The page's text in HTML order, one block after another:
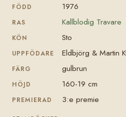
FÖDD 1976
RAS Kallblodig Travare
KÖN Sto
UPPFÖDARE Eldbjörg & Martin
FÄRG gulbrun
HÖJD 160-19 cm
PREMIERAD 3:e premie